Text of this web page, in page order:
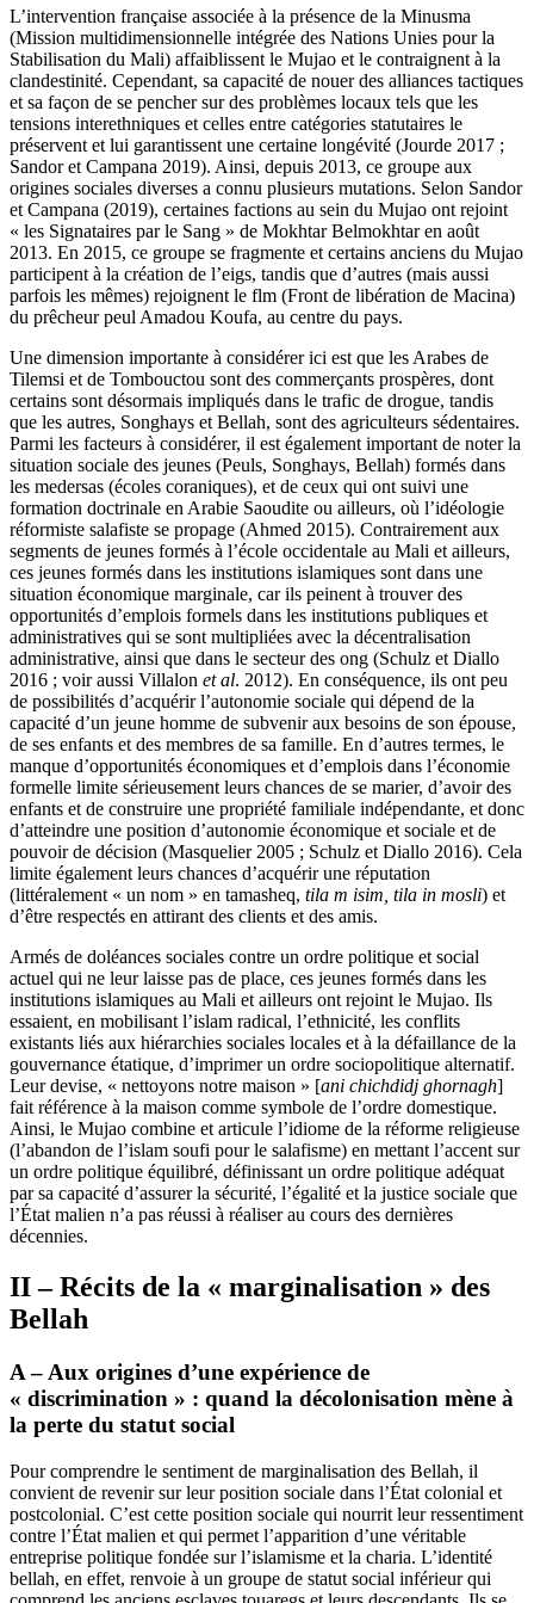
L’intervention française associée à la présence de la Minusma
(Mission multidimensionnelle intégrée des Nations Unies pour la
Stabilisation du Mali) affaiblissent le Mujao et le contraignent à la
clandestinité. Cependant, sa capacité de nouer des alliances tactiques
et sa façon de se pencher sur des problèmes locaux tels que les
tensions interethniques et celles entre catégories statutaires le
préservent et lui garantissent une certaine longévité (Jourde 2017 ;
Sandor et Campana 2019). Ainsi, depuis 2013, ce groupe aux
origines sociales diverses a connu plusieurs mutations. Selon Sandor
et Campana (2019), certaines factions au sein du Mujao ont rejoint
« les Signataires par le Sang » de Mokhtar Belmokhtar en août
2013. En 2015, ce groupe se fragmente et certains anciens du Mujao
participent à la création de l’eigs, tandis que d’autres (mais aussi
parfois les mêmes) rejoignent le flm (Front de libération de Macina)
du prêcheur peul Amadou Koufa, au centre du pays.
Une dimension importante à considérer ici est que les Arabes de
Tilemsi et de Tombouctou sont des commerçants prospères, dont
certains sont désormais impliqués dans le trafic de drogue, tandis
que les autres, Songhays et Bellah, sont des agriculteurs sédentaires.
Parmi les facteurs à considérer, il est également important de noter la
situation sociale des jeunes (Peuls, Songhays, Bellah) formés dans
les medersas (écoles coraniques), et de ceux qui ont suivi une
formation doctrinale en Arabie Saoudite ou ailleurs, où l’idéologie
réformiste salafiste se propage (Ahmed 2015). Contrairement aux
segments de jeunes formés à l’école occidentale au Mali et ailleurs,
ces jeunes formés dans les institutions islamiques sont dans une
situation économique marginale, car ils peinent à trouver des
opportunités d’emplois formels dans les institutions publiques et
administratives qui se sont multipliées avec la décentralisation
administrative, ainsi que dans le secteur des ong (Schulz et Diallo
2016 ; voir aussi Villalon et al. 2012). En conséquence, ils ont peu
de possibilités d’acquérir l’autonomie sociale qui dépend de la
capacité d’un jeune homme de subvenir aux besoins de son épouse,
de ses enfants et des membres de sa famille. En d’autres termes, le
manque d’opportunités économiques et d’emplois dans l’économie
formelle limite sérieusement leurs chances de se marier, d’avoir des
enfants et de construire une propriété familiale indépendante, et donc
d’atteindre une position d’autonomie économique et sociale et de
pouvoir de décision (Masquelier 2005 ; Schulz et Diallo 2016). Cela
limite également leurs chances d’acquérir une réputation
(littéralement « un nom » en tamasheq, tila m isim, tila in mosli) et
d’être respectés en attirant des clients et des amis.
Armés de doléances sociales contre un ordre politique et social
actuel qui ne leur laisse pas de place, ces jeunes formés dans les
institutions islamiques au Mali et ailleurs ont rejoint le Mujao. Ils
essaient, en mobilisant l’islam radical, l’ethnicité, les conflits
existants liés aux hiérarchies sociales locales et à la défaillance de la
gouvernance étatique, d’imprimer un ordre sociopolitique alternatif.
Leur devise, « nettoyons notre maison » [ani chichdidj ghornagh]
fait référence à la maison comme symbole de l’ordre domestique.
Ainsi, le Mujao combine et articule l’idiome de la réforme religieuse
(l’abandon de l’islam soufi pour le salafisme) en mettant l’accent sur
un ordre politique équilibré, définissant un ordre politique adéquat
par sa capacité d’assurer la sécurité, l’égalité et la justice sociale que
l’État malien n’a pas réussi à réaliser au cours des dernières
décennies.
II – Récits de la « marginalisation » des
Bellah
A – Aux origines d’une expérience de
« discrimination » : quand la décolonisation mène à
la perte du statut social
Pour comprendre le sentiment de marginalisation des Bellah, il
convient de revenir sur leur position sociale dans l’État colonial et
postcolonial. C’est cette position sociale qui nourrit leur ressentiment
contre l’État malien et qui permet l’apparition d’une véritable
entreprise politique fondée sur l’islamisme et la charia. L’identité
bellah, en effet, renvoie à un groupe de statut social inférieur qui